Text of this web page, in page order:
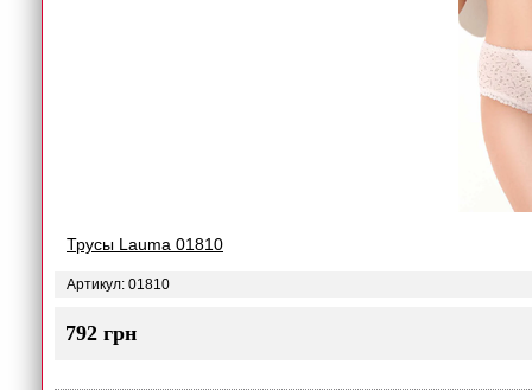
Трусы Lauma 01810
Артикул: 01810
792 грн